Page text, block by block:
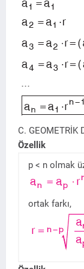
C. GEOMETRİK
Özellik
p < n olmak
ortak farkı,